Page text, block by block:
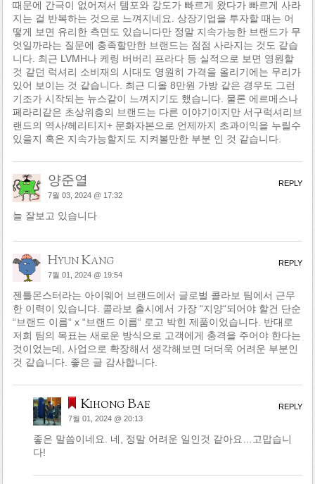
때문에 간극이 없어져서 템포와 강도가 빠르게 왔다가 빠르게 사라
지는 걸 반복하는 것으로 느껴지네요. 상장기업을 투자할 때는 어
떻게 보면 유리한 측면도 있습니다만 정말 지속가능한 브랜드가 무
엇일까라는 질문에 충족할만한 브랜드는 점점 사라지는 것도 같습
니다. 최근 LVMH나 케링 버버리 프라다 등 실적으로 보면 영원할
것 같던 럭셔리 소비재의 시대도 영원히 가격을 올리기에는 무리가
있어 보이는 것 같습니다. 최근 디올 8만원 가방 같은 경우도 그런
기조가 시작되는 뉴스같이 느껴지기도 했습니다. 물론 에르메스나
페라리같은 초상위층의 브랜드는 다른 이야기이지만 서구럭셔리브
랜드의 역사/헤리티지+ 문화자본으로 언제까지 초과이익을 누릴수
있을지 혹은 지속가능할지도 지켜볼만한 부분 인 것 같습니다.
양준열
7월 03, 2024 @ 17:32
늘 잘보고 있습니다
REPLY
Hyun Kang
7월 01, 2024 @ 19:54
젠틀몬스터라는 아이웨어 브랜드에서 글로벌 콜라보 팀에서 근무
한 이력이 있습니다. 콜라보 출시에서 가장 “지양“되어야 할건 단순
“브랜드 이름“ x “브랜드 이름“ 로고 박힌 제품이었습니다. 반대로
저희 팀의 목표는 새로운 방식으로 고객에게 충격을 주어야 한다는
것이었는데, 사업으로 확장해서 생각해보면 더더욱 어려운 부분인
것 같습니다. 좋은 글 감사합니다.
REPLY
Kihong Bae
7월 01, 2024 @ 20:13
좋은 말씀이네요. 네, 정말 어려운 일인것 같아요…고맙습니
다!
REPLY